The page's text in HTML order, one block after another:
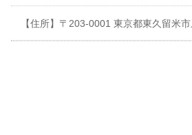
【住所】〒203-0001 東京都東久留米